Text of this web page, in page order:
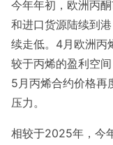
今年年初，欧洲丙
和进口货源陆续到
续走低。4月欧洲丙
较于丙烯的盈利空
5月丙烯合约价格再
压力。
相较于2025年，今